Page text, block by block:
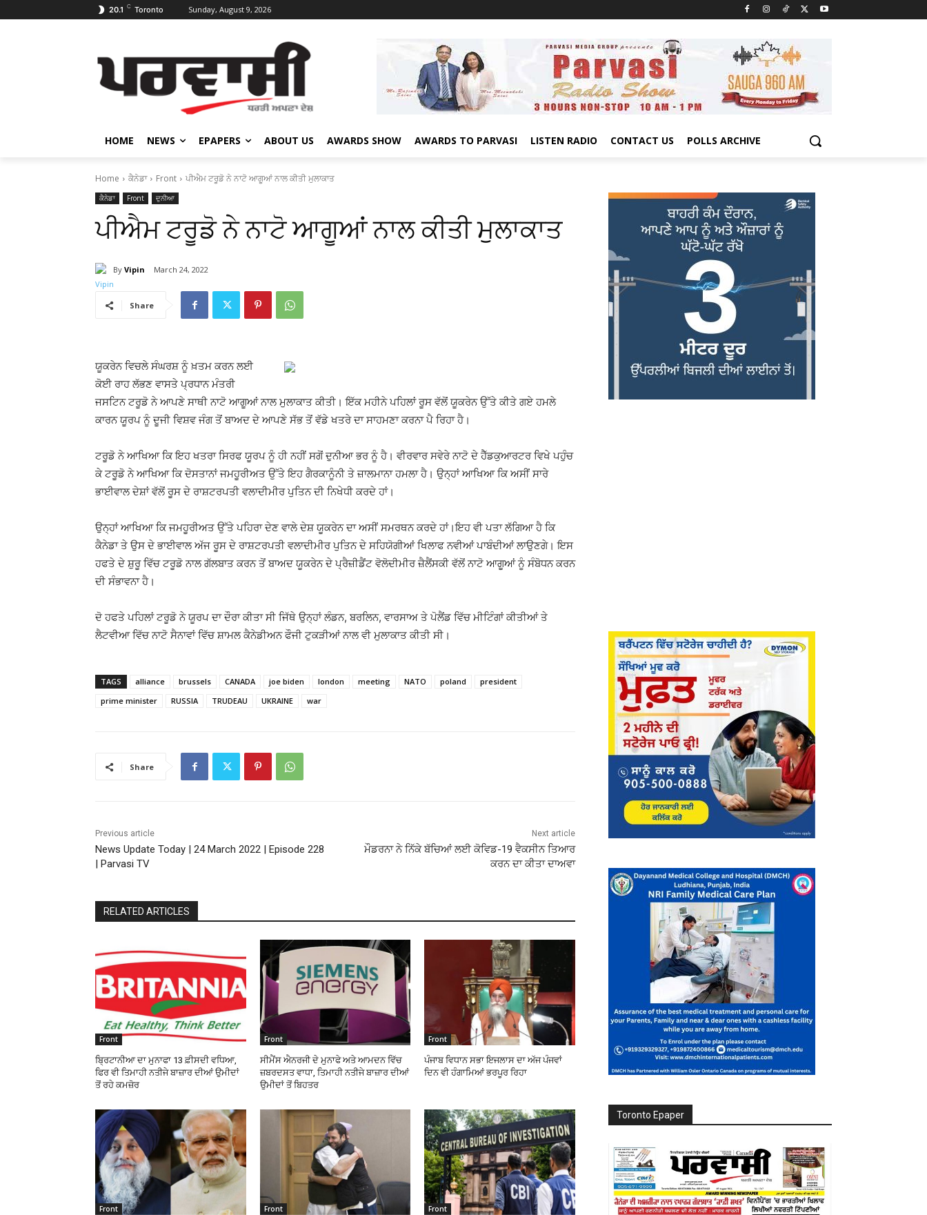
20.1 C Toronto Sunday, August 9, 2026
HOME NEWS EPAPERS ABOUT US AWARDS SHOW AWARDS TO PARVASI LISTEN RADIO CONTACT US POLLS ARCHIVE
Home ਕੈਨੇਡਾ Front ਪੀਐਮ ਟਰੂਡੋ ਨੇ ਨਾਟੋ ਆਗੂਆਂ ਨਾਲ ਕੀਤੀ ਮੁਲਾਕਾਤ
ਕੈਨੇਡਾ Front ਦੁਨੀਆ
ਪੀਐਮ ਟਰੂਡੋ ਨੇ ਨਾਟੋ ਆਗੂਆਂ ਨਾਲ ਕੀਤੀ ਮੁਲਾਕਾਤ
By Vipin March 24, 2022
Share
ਯੂਕਰੇਨ ਵਿਚਲੇ ਸੰਘਰਸ਼ ਨੂੰ ਖ਼ਤਮ ਕਰਨ ਲਈ
ਕੋਈ ਰਾਹ ਲੱਭਣ ਵਾਸਤੇ ਪ੍ਰਧਾਨ ਮੰਤਰੀ
ਜਸਟਿਨ ਟਰੂਡੋ ਨੇ ਆਪਣੇ ਸਾਥੀ ਨਾਟੋ ਆਗੂਆਂ ਨਾਲ ਮੁਲਾਕਾਤ ਕੀਤੀ। ਇੱਕ ਮਹੀਨੇ ਪਹਿਲਾਂ ਰੂਸ ਵੱਲੋਂ ਯੂਕਰੇਨ ਉੱਤੇ ਕੀਤੇ ਗਏ ਹਮਲੇ
ਕਾਰਨ ਯੂਰਪ ਨੂੰ ਦੂਜੀ ਵਿਸ਼ਵ ਜੰਗ ਤੋਂ ਬਾਅਦ ਦੇ ਆਪਣੇ ਸੱਭ ਤੋਂ ਵੱਡੇ ਖਤਰੇ ਦਾ ਸਾਹਮਣਾ ਕਰਨਾ ਪੈ ਰਿਹਾ ਹੈ।
ਟਰੂਡੋ ਨੇ ਆਖਿਆ ਕਿ ਇਹ ਖਤਰਾ ਸਿਰਫ ਯੂਰਪ ਨੂੰ ਹੀ ਨਹੀਂ ਸਗੋਂ ਦੁਨੀਆ ਭਰ ਨੂੰ ਹੈ। ਵੀਰਵਾਰ ਸਵੇਰੇ ਨਾਟੋ ਦੇ ਹੈੱਡਕੁਆਰਟਰ ਵਿਖੇ ਪਹੁੰਚ
ਕੇ ਟਰੂਡੋ ਨੇ ਆਖਿਆ ਕਿ ਦੋਸਤਾਨਾਂ ਜਮਹੂਰੀਅਤ ਉੱਤੇ ਇਹ ਗੈਰਕਾਨੂੰਨੀ ਤੇ ਜ਼ਾਲਮਾਨਾ ਹਮਲਾ ਹੈ। ਉਨ੍ਹਾਂ ਆਖਿਆ ਕਿ ਅਸੀਂ ਸਾਰੇ
ਭਾਈਵਾਲ ਦੇਸ਼ਾਂ ਵੱਲੋਂ ਰੂਸ ਦੇ ਰਾਸ਼ਟਰਪਤੀ ਵਲਾਦੀਮੀਰ ਪੁਤਿਨ ਦੀ ਨਿਖੇਧੀ ਕਰਦੇ ਹਾਂ।
ਉਨ੍ਹਾਂ ਆਖਿਆ ਕਿ ਜਮਹੂਰੀਅਤ ਉੱਤੇ ਪਹਿਰਾ ਦੇਣ ਵਾਲੇ ਦੇਸ਼ ਯੂਕਰੇਨ ਦਾ ਅਸੀਂ ਸਮਰਥਨ ਕਰਦੇ ਹਾਂ।ਇਹ ਵੀ ਪਤਾ ਲੱਗਿਆ ਹੈ ਕਿ
ਕੈਨੇਡਾ ਤੇ ਉਸ ਦੇ ਭਾਈਵਾਲ ਅੱਜ ਰੂਸ ਦੇ ਰਾਸ਼ਟਰਪਤੀ ਵਲਾਦੀਮੀਰ ਪੁਤਿਨ ਦੇ ਸਹਿਯੋਗੀਆਂ ਖਿਲਾਫ ਨਵੀਆਂ ਪਾਬੰਦੀਆਂ ਲਾਉਣਗੇ। ਇਸ
ਹਫਤੇ ਦੇ ਸ਼ੁਰੂ ਵਿੱਚ ਟਰੂਡੋ ਨਾਲ ਗੱਲਬਾਤ ਕਰਨ ਤੋਂ ਬਾਅਦ ਯੂਕਰੇਨ ਦੇ ਪ੍ਰੈਜ਼ੀਡੈਂਟ ਵੋਲੋਦੀਮੀਰ ਜ਼ੈਲੈਂਸਕੀ ਵੱਲੋਂ ਨਾਟੋ ਆਗੂਆਂ ਨੂੰ ਸੰਬੋਧਨ ਕਰਨ
ਦੀ ਸੰਭਾਵਨਾ ਹੈ।
ਦੋ ਹਫਤੇ ਪਹਿਲਾਂ ਟਰੂਡੋ ਨੇ ਯੂਰਪ ਦਾ ਦੌਰਾ ਕੀਤਾ ਸੀ ਜਿੱਥੇ ਉਨ੍ਹਾਂ ਲੰਡਨ, ਬਰਲਿਨ, ਵਾਰਸਾਅ ਤੇ ਪੋਲੈਂਡ ਵਿੱਚ ਮੀਟਿੰਗਾਂ ਕੀਤੀਆਂ ਤੇ
ਲੈਟਵੀਆ ਵਿੱਚ ਨਾਟੋ ਸੈਨਾਵਾਂ ਵਿੱਚ ਸ਼ਾਮਲ ਕੈਨੇਡੀਅਨ ਫੌਜੀ ਟੁਕੜੀਆਂ ਨਾਲ ਵੀ ਮੁਲਾਕਾਤ ਕੀਤੀ ਸੀ।
TAGS alliance brussels CANADA joe biden london meeting NATO poland
president
prime minister
RUSSIA TRUDEAU UKRAINE war
Share
Previous article
News Update Today | 24 March 2022 | Episode 228
| Parvasi TV
Next article
ਮੌਡਰਨਾ ਨੇ ਨਿੱਕੇ ਬੱਚਿਆਂ ਲਈ ਕੋਵਿਡ-19 ਵੈਕਸੀਨ ਤਿਆਰ
ਕਰਨ ਦਾ ਕੀਤਾ ਦਾਅਵਾ
RELATED ARTICLES
Front
ਬ੍ਰਿਟਾਨੀਆ ਦਾ ਮੁਨਾਫਾ 13 ਫ਼ੀਸਦੀ ਵਧਿਆ,
ਫਿਰ ਵੀ ਤਿਮਾਹੀ ਨਤੀਜੇ ਬਾਜ਼ਾਰ ਦੀਆਂ ਉਮੀਦਾਂ
ਤੋਂ ਰਹੇ ਕਮਜ਼ੋਰ
Front
ਸੀਮੈਂਸ ਐਨਰਜੀ ਦੇ ਮੁਨਾਫੇ ਅਤੇ ਆਮਦਨ ਵਿੱਚ
ਜ਼ਬਰਦਸਤ ਵਾਧਾ, ਤਿਮਾਹੀ ਨਤੀਜੇ ਬਾਜ਼ਾਰ ਦੀਆਂ
ਉਮੀਦਾਂ ਤੋਂ ਬਿਹਤਰ
Front
ਪੰਜਾਬ ਵਿਧਾਨ ਸਭਾ ਇਜਲਾਸ ਦਾ ਅੱਜ ਪੰਜਵਾਂ
ਦਿਨ ਵੀ ਹੰਗਾਮਿਆਂ ਭਰਪੂਰ ਰਿਹਾ
Front Front Front
Toronto Epaper